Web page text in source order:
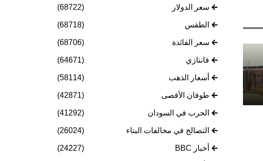
سعر الدولار (68722)
الطقس (68718)
سعر الفائدة (68706)
فانتازي (64671)
أسعار الذهب (58114)
طوفان الأقصى (42871)
الحرب في السودان (41292)
التصالح في مخالفات البناء (26024)
أخبار BBC (24227)